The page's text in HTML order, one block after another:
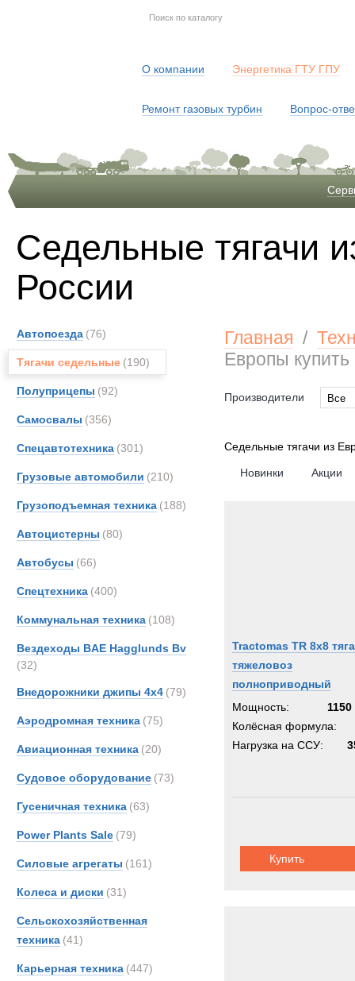
О компании Энергетика ГТУ ГПУ
Ремонт газовых турбин Вопрос-
Седельные тягачи
России
Автопоезда (76)
Тягачи седельные (190)
Полуприцепы (92)
Самосвалы (356)
Спецавтотехника (301)
Грузовые автомобили (210)
Грузоподъемная техника (188)
Автоцистерны (80)
Автобусы (66)
Спецтехника (400)
Коммунальная техника (108)
Вездеходы BAE Hagglunds Bv
(32)
Внедорожники джипы 4х4 (79)
Аэродромная техника (75)
Авиационная техника (20)
Судовое оборудование (73)
Гусеничная техника (63)
Power Plants Sale (79)
Силовые агрегаты (161)
Колеса и диски (31)
Сельскохозяйственная
техника (41)
Карьерная техника (447)
Главная /
Европы
Производители
Все
AM-
МАЗ
Седельные тягачи из
Новинки Акции
Tractomas TR 8x8
тяжеловоз
полноприводный
Мощность:
Колёсная формула:
Нагрузка на ССУ:
Купить